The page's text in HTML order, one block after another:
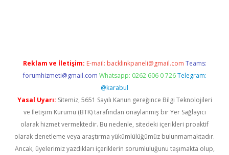
Reklam ve İletişim: E-mail: backlinkpaneli@gmail.com Teams:
forumhizmeti@gmail.com Whatsapp: 0262 606 0 726 Telegram:
@karabul
Yasal Uyarı: Sitemiz, 5651 Sayılı Kanun gereğince Bilgi Teknolojileri
ve İletişim Kurumu (BTK) tarafından onaylanmış bir Yer Sağlayıcı
olarak hizmet vermektedir. Bu nedenle, sitedeki içerikleri proaktif
olarak denetleme veya araştırma yükümlülüğümüz bulunmamaktadır.
Ancak, üyelerimiz yazdıkları içeriklerin sorumluluğunu taşımakta olup,